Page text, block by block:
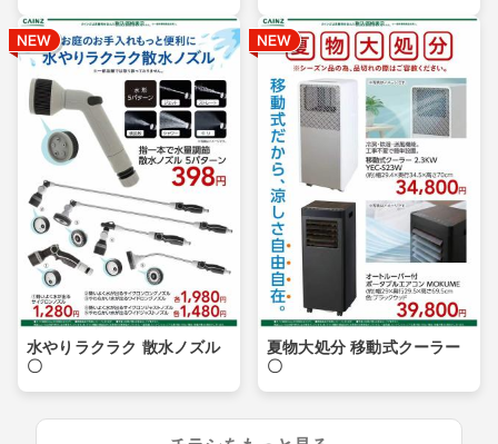
水やりラクラク 散水ノズル
〇
夏物大処分 移動式クーラー
〇